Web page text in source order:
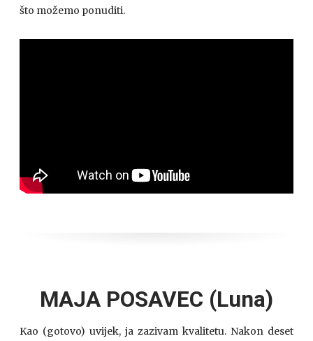
što možemo ponuditi.
MAJA POSAVEC (Luna)
Kao (gotovo) uvijek, ja zazivam kvalitetu. Nakon deset